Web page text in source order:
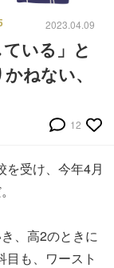
2023.04.09
いる」と
ねない、
12
を受け、今年4月
、高2のときに
も、ワースト